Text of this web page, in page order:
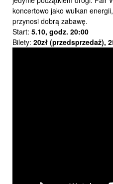
koncertowo jako wulkan
przynosi dobrą zabawę.
Start: 5.10, godz. 20:00
Bilety: 20zł (przedsprzedaż),